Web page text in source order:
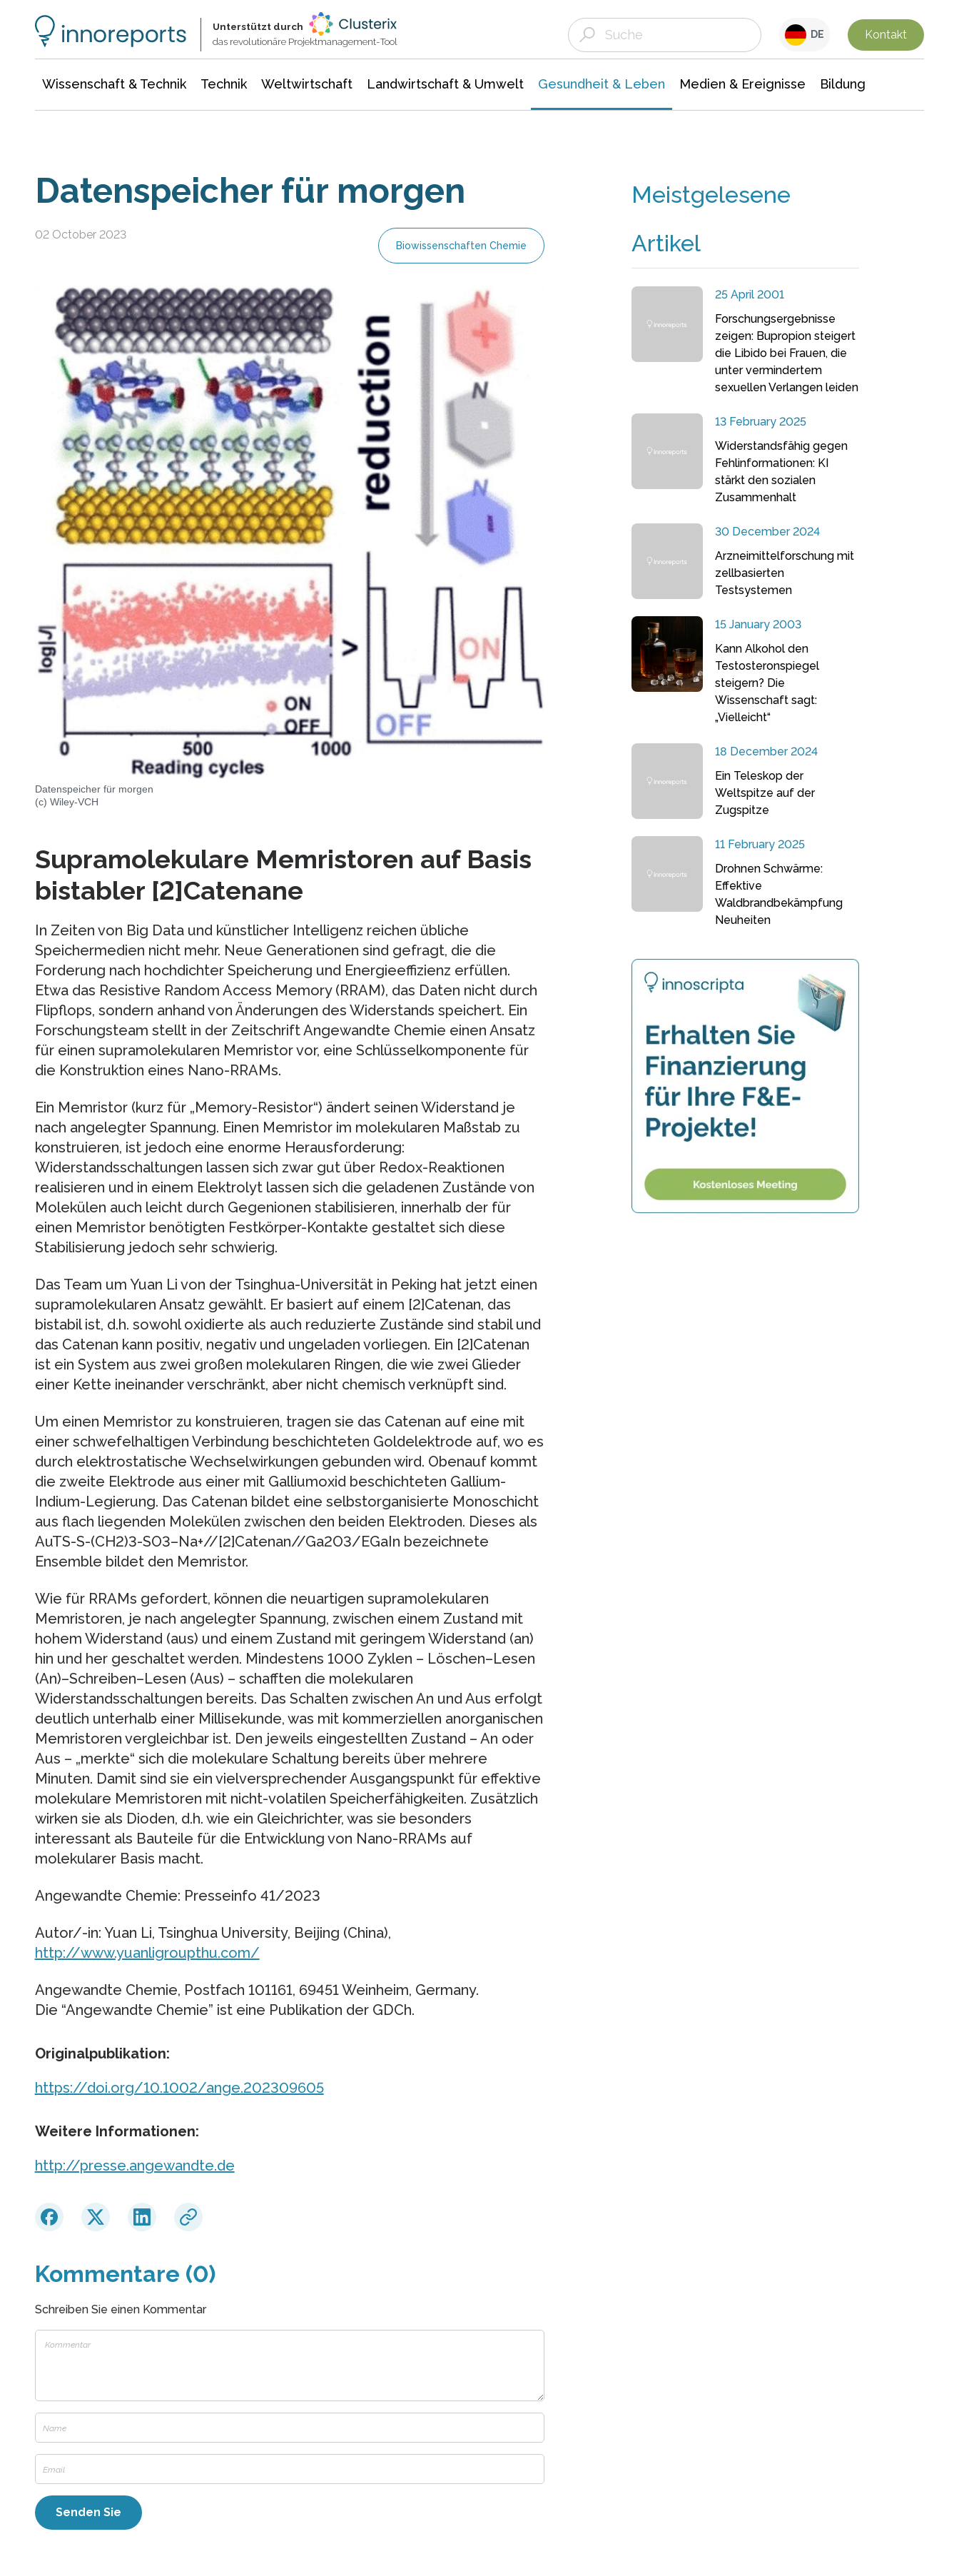
Unterstützt durch
das revolutionäre Projektmanagement-Tool
DE Kontakt
Wissenschaft & Technik Technik Weltwirtschaft Landwirtschaft & Umwelt Gesundheit & Leben Medien & Ereignisse Bildung
Datenspeicher für morgen
02 October 2023
Biowissenschaften Chemie
Datenspeicher für morgen
(c) Wiley-VCH
Supramolekulare Memristoren auf Basis
bistabler [2]Catenane
In Zeiten von Big Data und künstlicher Intelligenz reichen übliche
Speichermedien nicht mehr. Neue Generationen sind gefragt, die die
Forderung nach hochdichter Speicherung und Energieeffizienz erfüllen.
Etwa das Resistive Random Access Memory (RRAM), das Daten nicht durch
Flipflops, sondern anhand von Änderungen des Widerstands speichert. Ein
Forschungsteam stellt in der Zeitschrift Angewandte Chemie einen Ansatz
für einen supramolekularen Memristor vor, eine Schlüsselkomponente für
die Konstruktion eines Nano-RRAMs.
Ein Memristor (kurz für „Memory-Resistor“) ändert seinen Widerstand je
nach angelegter Spannung. Einen Memristor im molekularen Maßstab zu
konstruieren, ist jedoch eine enorme Herausforderung:
Widerstandsschaltungen lassen sich zwar gut über Redox-Reaktionen
realisieren und in einem Elektrolyt lassen sich die geladenen Zustände von
Molekülen auch leicht durch Gegenionen stabilisieren, innerhalb der für
einen Memristor benötigten Festkörper-Kontakte gestaltet sich diese
Stabilisierung jedoch sehr schwierig.
Das Team um Yuan Li von der Tsinghua-Universität in Peking hat jetzt einen
supramolekularen Ansatz gewählt. Er basiert auf einem [2]Catenan, das
bistabil ist, d.h. sowohl oxidierte als auch reduzierte Zustände sind stabil und
das Catenan kann positiv, negativ und ungeladen vorliegen. Ein [2]Catenan
ist ein System aus zwei großen molekularen Ringen, die wie zwei Glieder
einer Kette ineinander verschränkt, aber nicht chemisch verknüpft sind.
Um einen Memristor zu konstruieren, tragen sie das Catenan auf eine mit
einer schwefelhaltigen Verbindung beschichteten Goldelektrode auf, wo es
durch elektrostatische Wechselwirkungen gebunden wird. Obenauf kommt
die zweite Elektrode aus einer mit Galliumoxid beschichteten Gallium-
Indium-Legierung. Das Catenan bildet eine selbstorganisierte Monoschicht
aus flach liegenden Molekülen zwischen den beiden Elektroden. Dieses als
AuTS-S-(CH2)3-SO3–Na+//[2]Catenan//Ga2O3/EGaIn bezeichnete
Ensemble bildet den Memristor.
Wie für RRAMs gefordert, können die neuartigen supramolekularen
Memristoren, je nach angelegter Spannung, zwischen einem Zustand mit
hohem Widerstand (aus) und einem Zustand mit geringem Widerstand (an)
hin und her geschaltet werden. Mindestens 1000 Zyklen – Löschen–Lesen
(An)–Schreiben–Lesen (Aus) – schafften die molekularen
Widerstandsschaltungen bereits. Das Schalten zwischen An und Aus erfolgt
deutlich unterhalb einer Millisekunde, was mit kommerziellen anorganischen
Memristoren vergleichbar ist. Den jeweils eingestellten Zustand – An oder
Aus – „merkte“ sich die molekulare Schaltung bereits über mehrere
Minuten. Damit sind sie ein vielversprechender Ausgangspunkt für effektive
molekulare Memristoren mit nicht-volatilen Speicherfähigkeiten. Zusätzlich
wirken sie als Dioden, d.h. wie ein Gleichrichter, was sie besonders
interessant als Bauteile für die Entwicklung von Nano-RRAMs auf
molekularer Basis macht.
Angewandte Chemie: Presseinfo 41/2023
Autor/-in: Yuan Li, Tsinghua University, Beijing (China),
http://www.yuanligroupthu.com/
Angewandte Chemie, Postfach 101161, 69451 Weinheim, Germany.
Die “Angewandte Chemie” ist eine Publikation der GDCh.
Originalpublikation:
https://doi.org/10.1002/ange.202309605
Weitere Informationen:
http://presse.angewandte.de
Kommentare (0)
Schreiben Sie einen Kommentar
Meistgelesene
Artikel
25 April 2001
Forschungsergebnisse
zeigen: Bupropion steigert
die Libido bei Frauen, die
unter vermindertem
sexuellen Verlangen leiden
13 February 2025
Widerstandsfähig gegen
Fehlinformationen: KI
stärkt den sozialen
Zusammenhalt
30 December 2024
Arzneimittelforschung mit
zellbasierten
Testsystemen
15 January 2003
Kann Alkohol den
Testosteronspiegel
steigern? Die
Wissenschaft sagt:
„Vielleicht“
18 December 2024
Ein Teleskop der
Weltspitze auf der
Zugspitze
11 February 2025
Drohnen Schwärme:
Effektive
Waldbrandbekämpfung
Neuheiten